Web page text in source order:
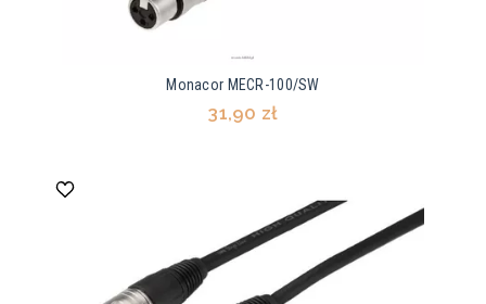
Monacor MECR-100/SW
31,90 zł